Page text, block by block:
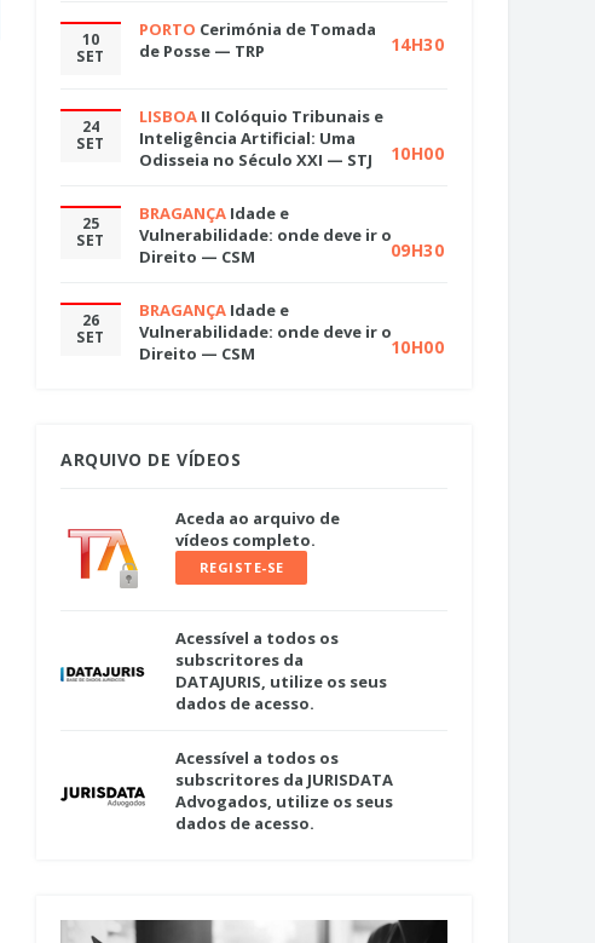
10
SET
PORTO Cerimónia de Tomada
de Posse — TRP
14H30
24
SET
LISBOA II Colóquio Tribunais e
Inteligência Artificial: Uma
Odisseia no Século XXI — STJ
10H00
25
SET
BRAGANÇA Idade e
Vulnerabilidade: onde deve ir o
Direito — CSM
09H30
26
SET
BRAGANÇA Idade e
Vulnerabilidade: onde deve ir o
Direito — CSM
10H00
ARQUIVO DE VÍDEOS
Aceda ao arquivo de
vídeos completo.
REGISTE-SE
Acessível a todos os
subscritores da
DATAJURIS, utilize os seus
dados de acesso.
Acessível a todos os
subscritores da JURISDATA
Advogados, utilize os seus
dados de acesso.